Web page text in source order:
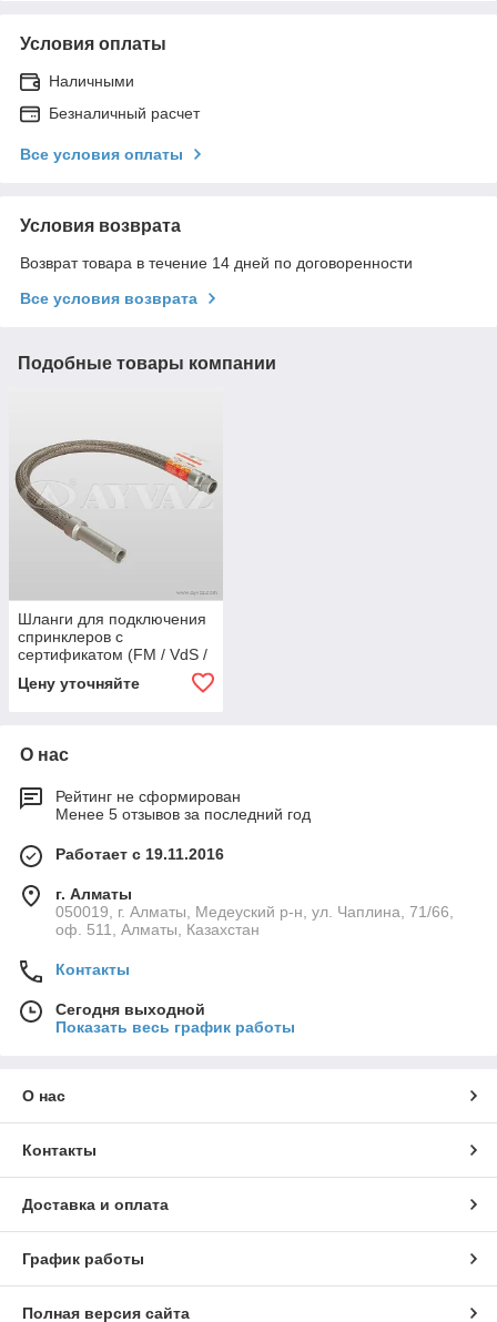
Условия оплаты
Наличными
Безналичный расчет
Все условия оплаты
Условия возврата
Возврат товара в течение 14 дней по договоренности
Все условия возврата
Подобные товары компании
Шланги для подключения
спринклеров с
сертификатом (FM / VdS /
Цену уточняйте
О нас
Рейтинг не сформирован
Менее 5 отзывов за последний год
Работает с 19.11.2016
г. Алматы
050019, г. Алматы, Медеуский р-н, ул. Чаплина, 71/66,
оф. 511, Алматы, Казахстан
Контакты
Сегодня выходной
Показать весь график работы
О нас
Контакты
Доставка и оплата
График работы
Полная версия сайта